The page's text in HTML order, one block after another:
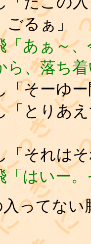
ごるぁ」
「あぁ～
ら、落ち
「そーゆ
「とりあ
「それは
「はいー
入ってな